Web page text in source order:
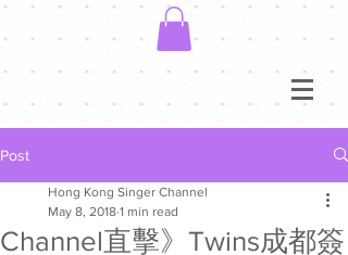
Post
Channel直擊》Twins成都簽
Hong Kong Singer Channel
May 8, 2018 1 min read